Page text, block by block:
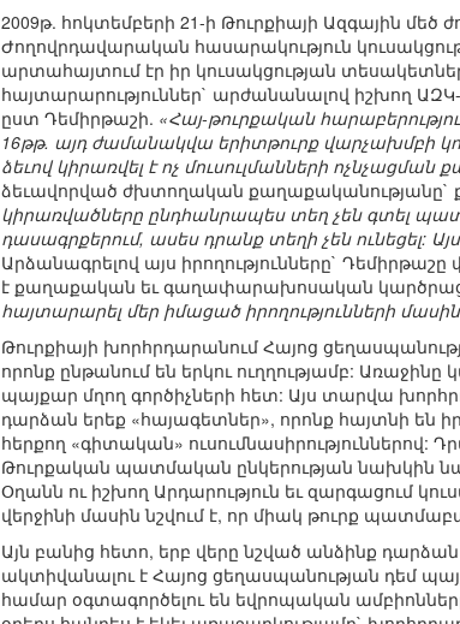
2009թ. հոկտեմբերի 21-ի Թուրքիայի Ազգային
Ժողովրդավարական հասարակություն
արտահայտում էր իր կուսակցության
հայտարարություններ` արժանանալով իշխող
ըստ Դեմիրթաշի. «Հայ-թուրքական
16թթ. այդ ժամանակվա երիտթուրք վարչախմբի
ձեւով կիրառվել է ոչ մուսուլմանների ոչնչացման
ձեւավորված ժխտողական քաղաքականությանը`
կիրառվածները ընդհանրապես տեղ չեն գտել
դասագրքերում, ասես դրանք տեղի չեն ունեցել:
Արձանագրելով այս իրողությունները`
է քաղաքական եւ գաղափարախոսական
հայտարարել մեր իմացած իրողությունների
Թուրքիայի խորհրդարանում Հայոց
որոնք ընթանում են երկու ուղղությամբ:
պայքար մղող գործիչների հետ: Այս տարվա
դարձան երեք «հայագետներ», որոնք հայտնի են
հերքող «գիտական»
Թուրքական պատմական ընկերության նախկին
Օղանն ու իշխող Արդարություն եւ զարգացում
վերջինի մասին նշվում է, որ միակ թուրք
Այն բանից հետո, երբ վերը նշված անձինք
ակտիվանալու է Հայոց ցեղասպանության դեմ
համար օգտագործելու են եվրոպական